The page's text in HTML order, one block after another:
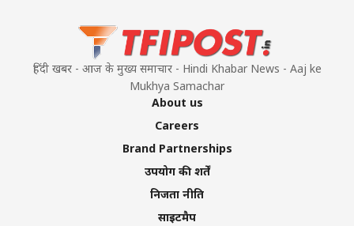
हिंदी खबर - आज के मुख्य समाचार - Hindi Khabar News - Aaj ke
Mukhya Samachar
About us
Careers
Brand Partnerships
उपयोग की शर्तें
निजता नीति
साइटमैप